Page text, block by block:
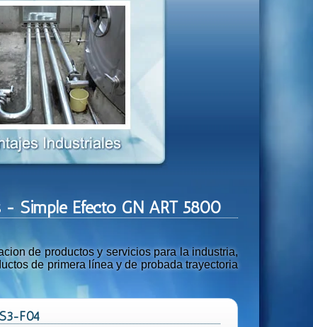
- Simple Efecto GN ART 5800
de productos y servicios para la industria,
de primera línea y de probada trayectoria
F04